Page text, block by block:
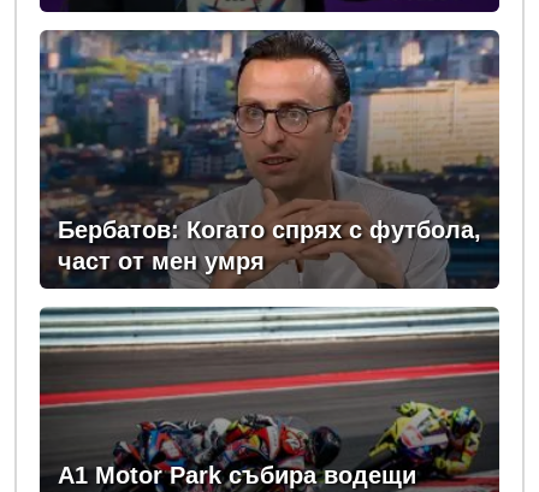
Бербатов: Когато спрях с футбола,
част от мен умря
A1 Motor Park събира водещи